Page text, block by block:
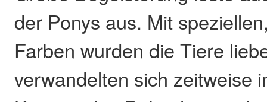
der Ponys aus. Mit
Farben wurden die Tiere
verwandelten sich zeitweise